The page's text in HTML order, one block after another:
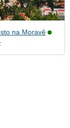
na Moravě